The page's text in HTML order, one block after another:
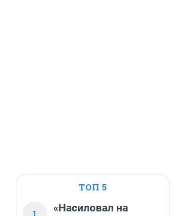
ТОП 5
«Насиловал на